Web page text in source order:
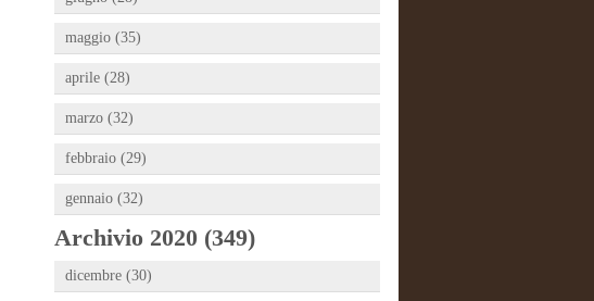
maggio (35)
aprile (28)
marzo (32)
febbraio (29)
gennaio (32)
Archivio 2020 (349)
dicembre (30)